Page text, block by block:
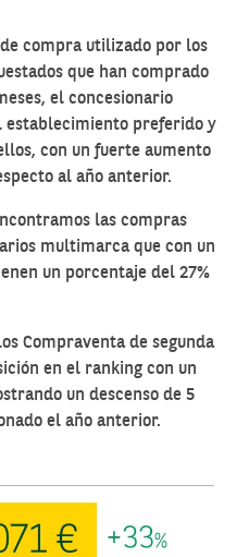
compra utilizado por los
que han comprado
el concesionario
establecimiento preferido y
con un fuerte aumento
al año anterior.
las compras
multimarca que con un
un porcentaje del 27%
Compraventa de segunda
en el ranking con un
un descenso de 5
el año anterior.